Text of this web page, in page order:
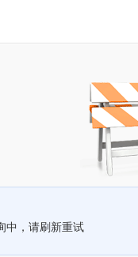
中，请刷新重试